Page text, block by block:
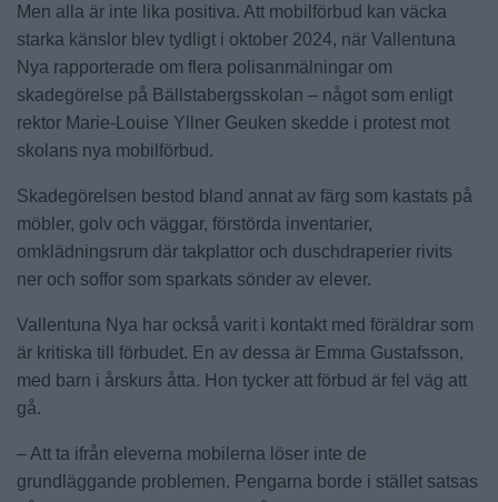
Men alla är inte lika positiva. Att mobilförbud kan väcka
starka känslor blev tydligt i oktober 2024, när Vallentuna
Nya rapporterade om flera polisanmälningar om
skadegörelse på Bällstabergsskolan – något som enligt
rektor Marie-Louise Yllner Geuken skedde i protest mot
skolans nya mobilförbud.
Skadegörelsen bestod bland annat av färg som kastats på
möbler, golv och väggar, förstörda inventarier,
omklädningsrum där takplattor och duschdraperier rivits
ner och soffor som sparkats sönder av elever.
Vallentuna Nya har också varit i kontakt med föräldrar som
är kritiska till förbudet. En av dessa är Emma Gustafsson,
med barn i årskurs åtta. Hon tycker att förbud är fel väg att
gå.
– Att ta ifrån eleverna mobilerna löser inte de
grundläggande problemen. Pengarna borde i stället satsas